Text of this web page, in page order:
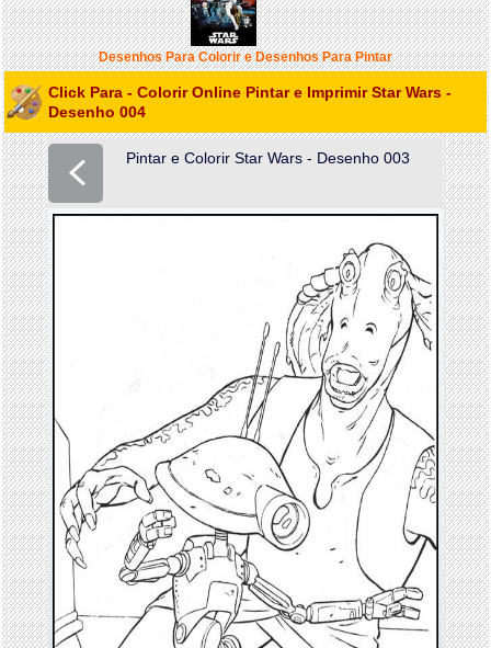
Desenhos Para Colorir e Desenhos Para Pintar
Click Para - Colorir Online Pintar e Imprimir Star Wars -
Desenho 004
Pintar e Colorir Star Wars - Desenho 003